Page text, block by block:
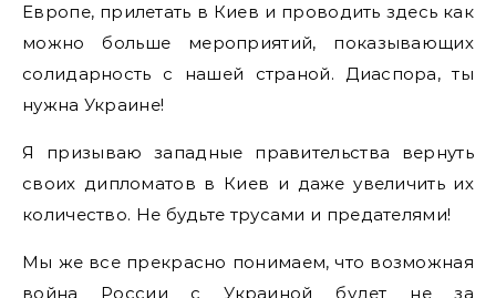
Европе, прилетать в Киев и проводить здесь как
можно больше мероприятий, показывающих
солидарность с нашей страной. Диаспора, ты
нужна Украине!
Я призываю западные правительства вернуть
своих дипломатов в Киев и даже увеличить их
количество. Не будьте трусами и предателями!
Мы же все прекрасно понимаем, что возможная
война России с Украиной будет не за